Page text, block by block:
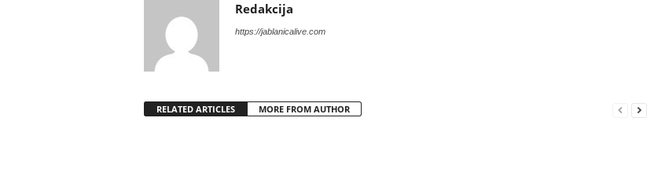
Redakcija
https://jablanicalive.com
RELATED ARTICLES MORE FROM AUTHOR